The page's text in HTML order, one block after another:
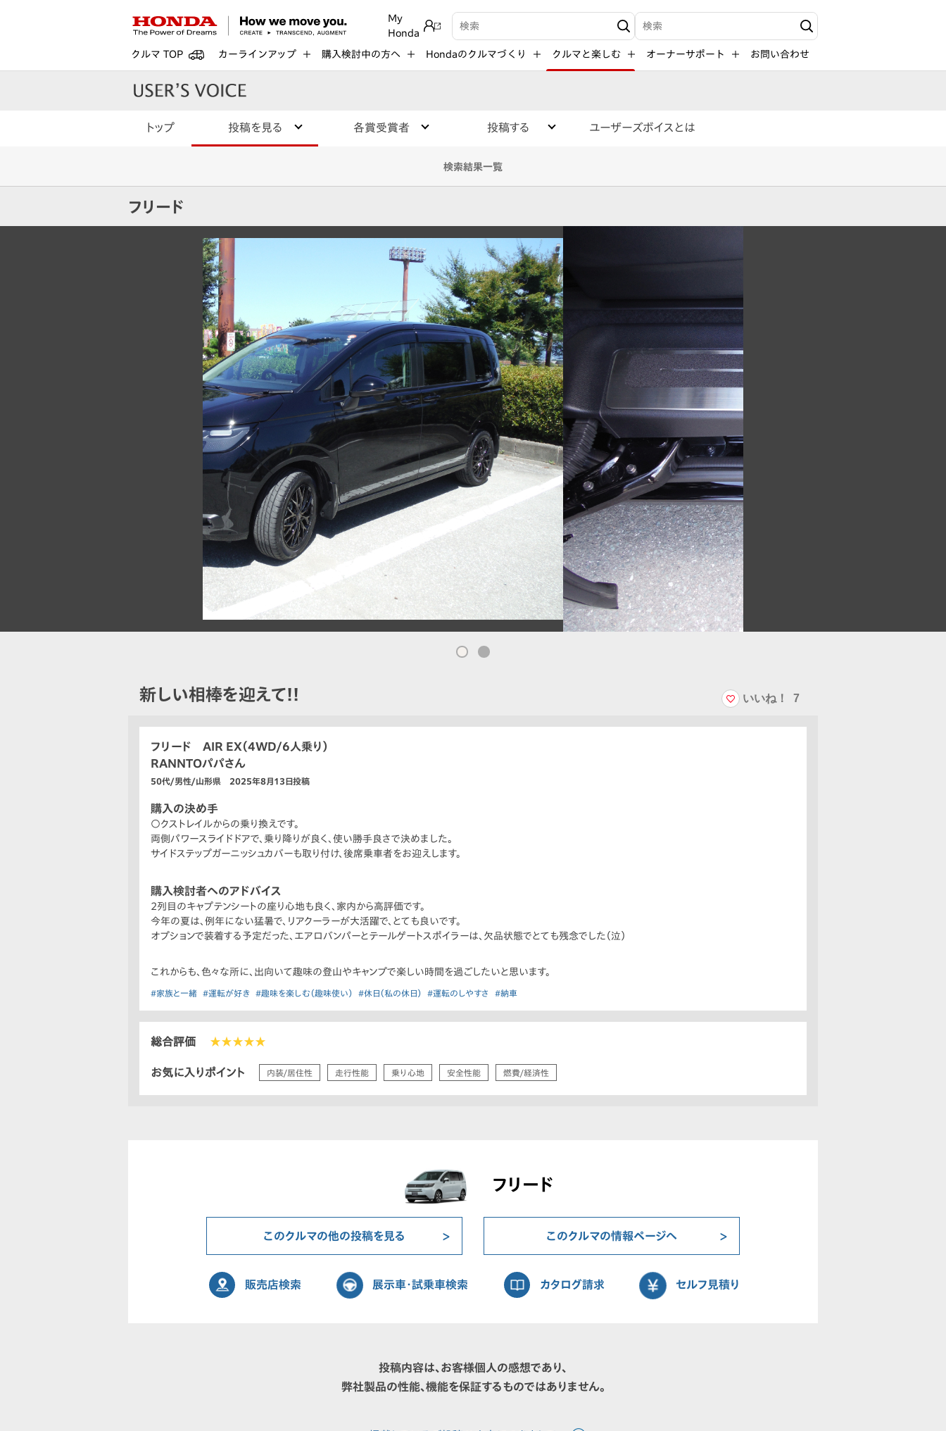
My
Honda
検索キーワード入力 検索キーワード入力
クルマ TOP カーラインアップ 購入検討中の方へ Hondaのクルマづくり クルマと楽しむ オーナーサポート お問い合わせ
トップ 投稿を見る 各賞受賞者 投稿する ユーザーズボイスとは
検索結果一覧
フリード
新しい相棒を迎えて!! いいね！ 7
フリード AIR EX（4WD/6人乗り）
RANNTOパパさん
50代/男性/山形県 2025年8月13日投稿
購入の決め手
○クストレイルからの乗り換えです。
両側パワースライドドアで、乗り降りが良く、使い勝手良さで決めました。
サイドステップガーニッシュカバーも取り付け、後席乗車者をお迎えします。
購入検討者へのアドバイス
2列目のキャプテンシートの座り心地も良く、家内から高評価です。
今年の夏は、例年にない猛暑で、リアクーラーが大活躍で、とても良いです。
オプションで装着する予定だった、エアロバンパーとテールゲートスポイラーは、欠品状態でとても残念でした（泣）
これからも、色々な所に、出向いて趣味の登山やキャンプで楽しい時間を過ごしたいと思います。
#家族と一緒 #運転が好き #趣味を楽しむ（趣味使い） #休日（私の休日） #運転のしやすさ #納車
総合評価 ★★★★★
お気に入りポイント 内装/居住性 走行性能 乗り心地 安全性能 燃費/経済性
フリード
このクルマの他の投稿を見る このクルマの情報ページへ
販売店検索 展示車・試乗車検索 カタログ請求 セルフ見積り
投稿内容は、お客様個人の感想であり、
弊社製品の性能、機能を保証するものではありません。